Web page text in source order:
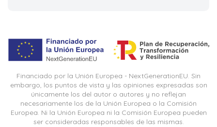
Financiado por la Unión Europea - NextGenerationEU. Sin
embargo, los puntos de vista y las opiniones expresadas son
únicamente los del autor o autores y no reflejan
necesariamente los de la Unión Europea o la Comisión
Europea. Ni la Unión Europea ni la Comisión Europea pueden
ser consideradas responsables de las mismas.